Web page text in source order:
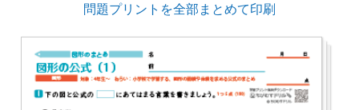
問題プリントを全部まとめて印刷